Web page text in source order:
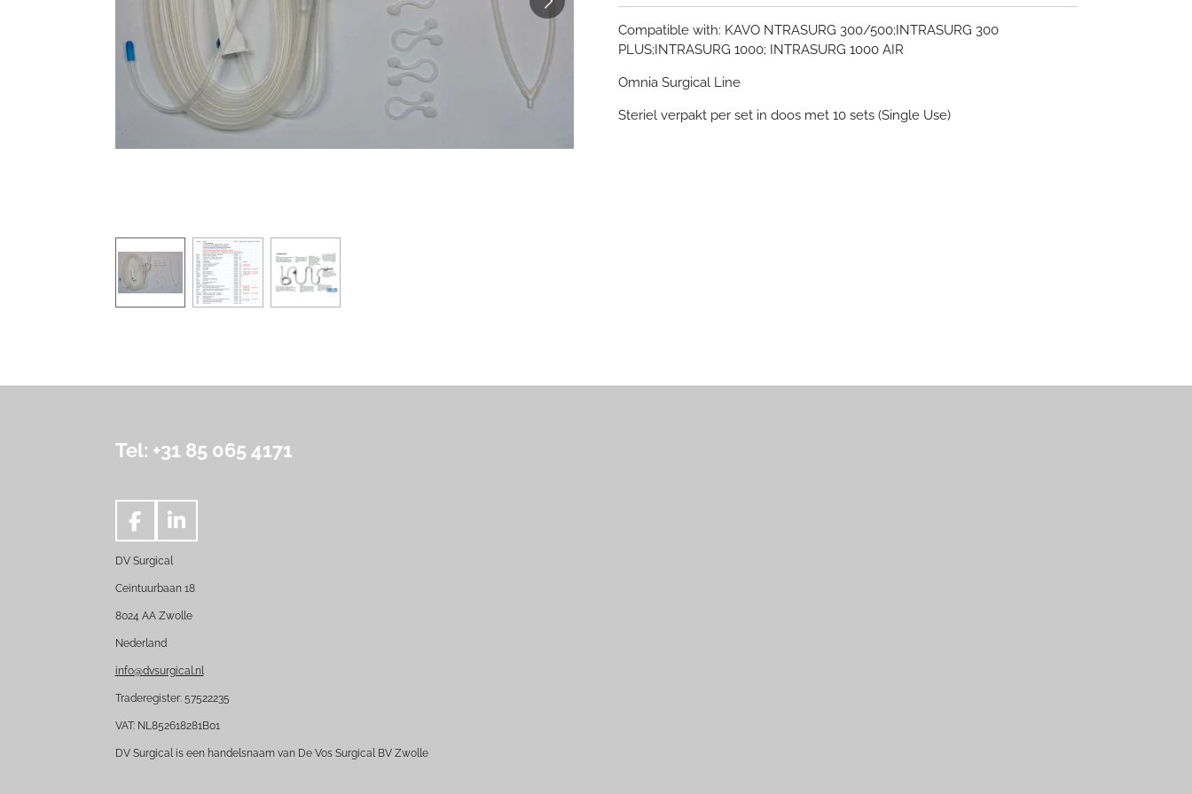
Compatible with: KAVO NTRASURG 300/500;INTRASURG 300
PLUS;INTRASURG 1000; INTRASURG 1000 AIR
Omnia Surgical Line
Steriel verpakt per set in doos met 10 sets (Single Use)
Tel: +31 85 065 4171
F
c
e
o
k
L
n
k
n
DV Surgical
Ceintuurbaan 18
8024 AA Zwolle
Nederland
info@dvsurgical.nl
Traderegister: 57522235
VAT: NL852618281B01
DV Surgical is een handelsnaam van De Vos Surgical BV Zwolle